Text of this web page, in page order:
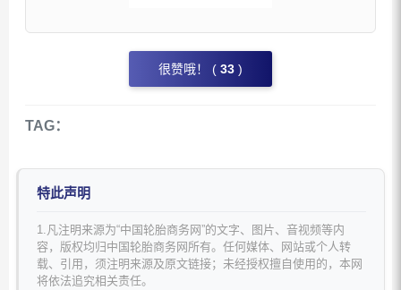
很赞哦！ ( 33 )
TAG：
特此声明
1.凡注明来源为“中国轮胎商务网”的文字、图片、音视频等内
容，版权均归中国轮胎商务网所有。任何媒体、网站或个人转
载、引用，须注明来源及原文链接；未经授权擅自使用的，本网
将依法追究相关责任。